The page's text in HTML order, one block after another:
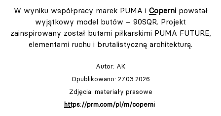
W wyniku współpracy marek PUMA i Copernipowstał
wyjątkowy model butów – 90SQR. Projekt
zainspirowany został butami piłkarskimi PUMA FUTURE,
elementami ruchu i brutalistyczną architekturą.
Autor: AK
Opublikowano: 27.03.2026
Zdjęcia: materiały prasowe
https://prm.com/pl/m/coperni